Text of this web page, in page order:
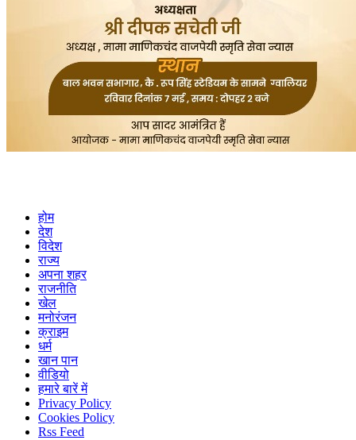
होम
देश
विदेश
राज्य
अपना शहर
राजनीति
खेल
मनोरंजन
क्राइम
धर्म
खान पान
वीडियो
हमारे बारें में
Privacy Policy
Cookies Policy
Rss Feed